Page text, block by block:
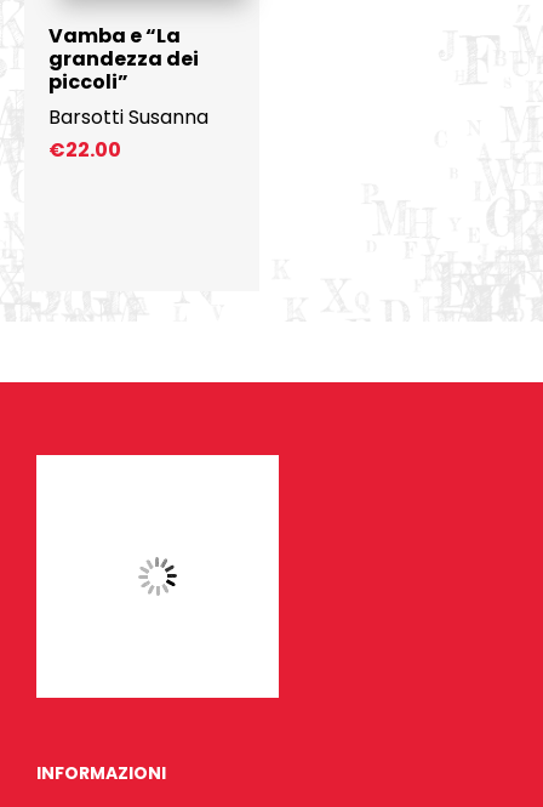
Vamba e “La
grandezza dei
piccoli”
Barsotti Susanna
€22.00
INFORMAZIONI